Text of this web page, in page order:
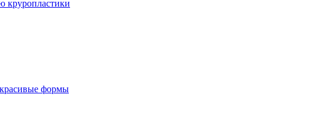
круропластики
формы